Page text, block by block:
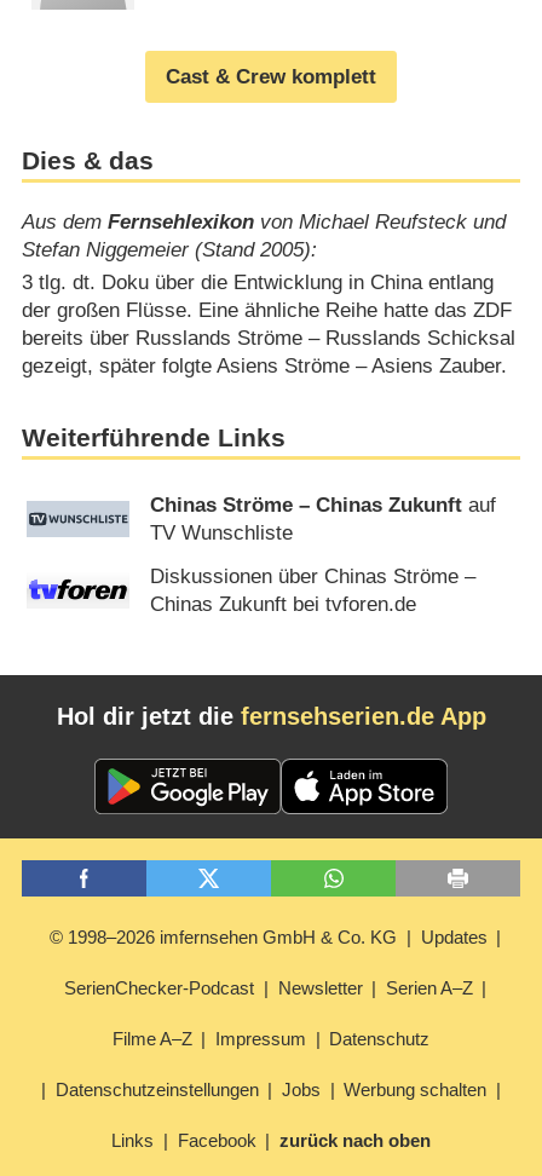
Cast & Crew komplett
Dies & das
Aus dem Fernsehlexikonvon Michael Reufsteck und
Stefan Niggemeier (Stand 2005):
3 tlg. dt. Doku über die Entwicklung in China entlang
der großen Flüsse. Eine ähnliche Reihe hatte das ZDF
bereits über Russlands Ströme – Russlands Schicksal
gezeigt, später folgte Asiens Ströme – Asiens Zauber.
Weiterführende Links
Chinas Ströme – Chinas Zukunft auf
TV Wunschliste
Diskussionen über Chinas Ströme –
Chinas Zukunft bei tvforen.de
Hol dir jetzt die fernsehserien.de App
© 1998–2026 imfernsehen GmbH & Co. KG Updates
SerienChecker-Podcast Newsletter Serien A–Z
Filme A–Z Impressum Datenschutz
Datenschutzeinstellungen Jobs Werbung schalten
Links Facebook zurück nach oben